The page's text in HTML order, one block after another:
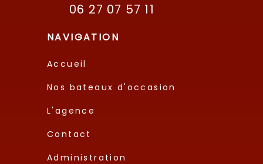
06 27 07 57 11
NAVIGATION
Accueil
Nos bateaux d'occasion
L'agence
Contact
Administration